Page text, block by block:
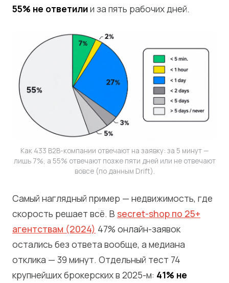
55% не ответилии за пять рабочих дней.
Как 433 B2B-компании отвечают на заявку: за 5 минут —
лишь 7%, а 55% отвечают позже пяти дней или не отвечают
вовсе (по данным Drift).
Самый наглядный пример — недвижимость, где
скорость решает всё. В secret-shop по 25+
агентствам (2024) 47% онлайн-заявок
остались без ответа вообще, а медиана
отклика — 39 минут. Отдельный тест 74
крупнейших брокерских в 2025-м: 41% не